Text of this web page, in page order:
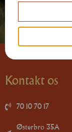
Kontakt os
70 10 70 17
Østerbro 35A